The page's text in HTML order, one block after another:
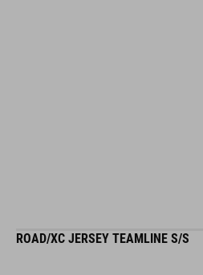
ROAD/XC JERSEY TEAMLINE S/S